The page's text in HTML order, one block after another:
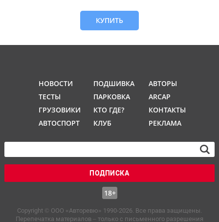
КУПИТЬ
НОВОСТИ
ТЕСТЫ
ГРУЗОВИКИ
АВТОСПОРТ
ПОДШИВКА
ПАРКОВКА
КТО ГДЕ?
КЛУБ
АВТОРЫ
ARCAP
КОНТАКТЫ
РЕКЛАМА
ПОДПИСКА
18+
Copyright © OOO «Авторевю» 1990-2026. Все права защищены.
Перепечатка материалов – только с письменного разрешения